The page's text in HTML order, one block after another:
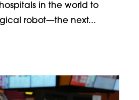
in the world to
robot—the next...